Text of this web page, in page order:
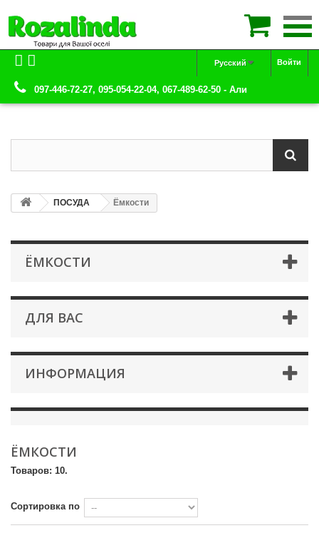
Войти
Русский
097-446-72-27, 095-054-22-04, 067-489-62-50 - Али
ПОСУДА Ёмкости
ЁМКОСТИ
ДЛЯ ВАС
ИНФОРМАЦИЯ
ЁМКОСТИ
Товаров: 10.
Сортировка по
